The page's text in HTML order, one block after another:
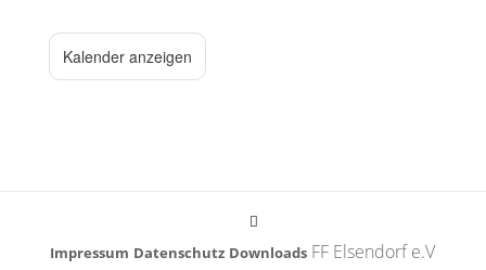
Kalender anzeigen
Impressum Datenschutz Downloads FF Elsendorf e.V